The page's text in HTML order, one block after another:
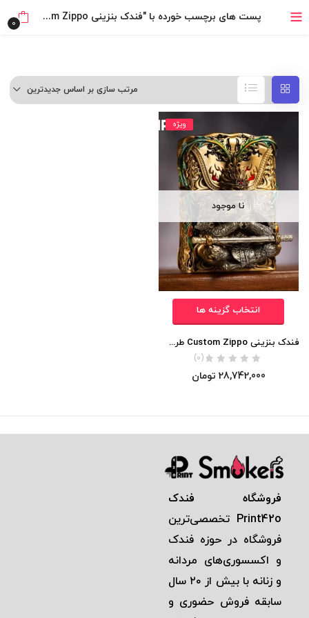
پست های برچسب خورده با "فندک بنزینی Custom Zippo طرح میمون مست (طراحی 540 درجه )" 0
مرتب سازی بر اساس جدیدترین
ویژه
نا موجود
انتخاب گزینه ها
فندک بنزینی Custom Zippo طرح شاه میمون (طراحی 540 درجه )
(0)
28,742,000 تومان
فروشگاه فندک
Print42o تخصصی‌ترين
فروشگاه در حوزه فندک
و اكسسوری‌های مردانه
و زنانه با بيش از ٢٠ سال
سابقه فروش حضوری و